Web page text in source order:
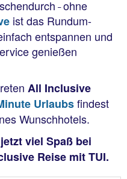
– ohne
ist das Rundum-
entspannen und
genießen
All Inclusive
Urlaubsfindest
Wunschhotels.
viel Spaß bei
Reise mit TUI.